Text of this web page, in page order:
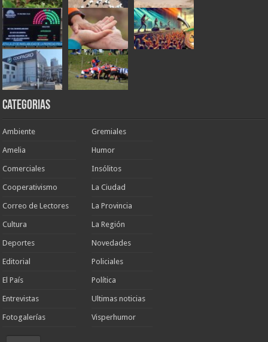
Categorias
Ambiente
Amelia
Comerciales
Cooperativismo
Correo de Lectores
Cultura
Deportes
Editorial
El País
Entrevistas
Fotogalerías
Gremiales
Humor
Insólitos
La Ciudad
La Provincia
La Región
Novedades
Policiales
Política
Ultimas noticias
Visperhumor